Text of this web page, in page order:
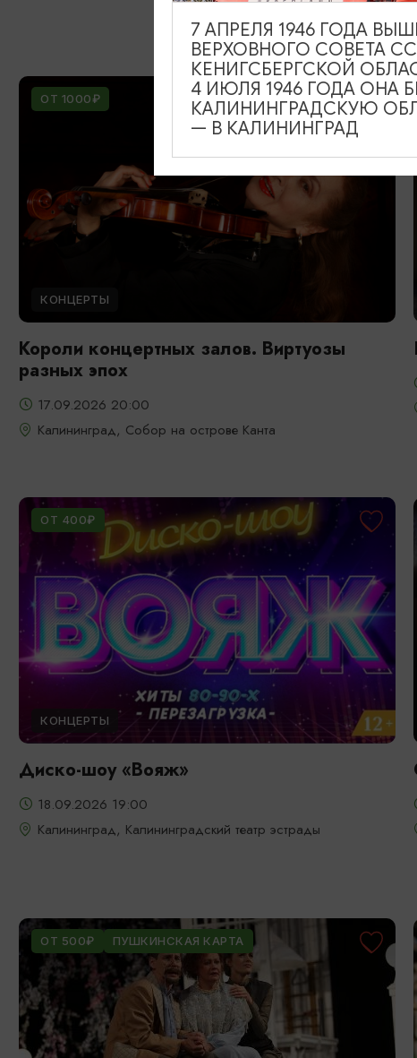
ОТ 1000₽
КОНЦЕРТЫ
Короли концертных залов. Виртуозы
разных эпох
17.09.2026 20:00
Калининград, Собор на острове Канта
ОТ 400₽
КОНЦЕРТЫ
Диско-шоу «Вояж»
18.09.2026 19:00
Калининград, Калининградский театр эстрады
ОТ 500₽ ПУШКИНСКАЯ КАРТА
7 АПРЕЛЯ 1946 ГОДА
ВЕРХОВНОГО СОВЕТА
КЕНИГСБЕРГСКОЙ
4 ИЮЛЯ 1946 ГОДА ОНА
КАЛИНИНГРАДСКУЮ
— В КАЛИНИНГРАД